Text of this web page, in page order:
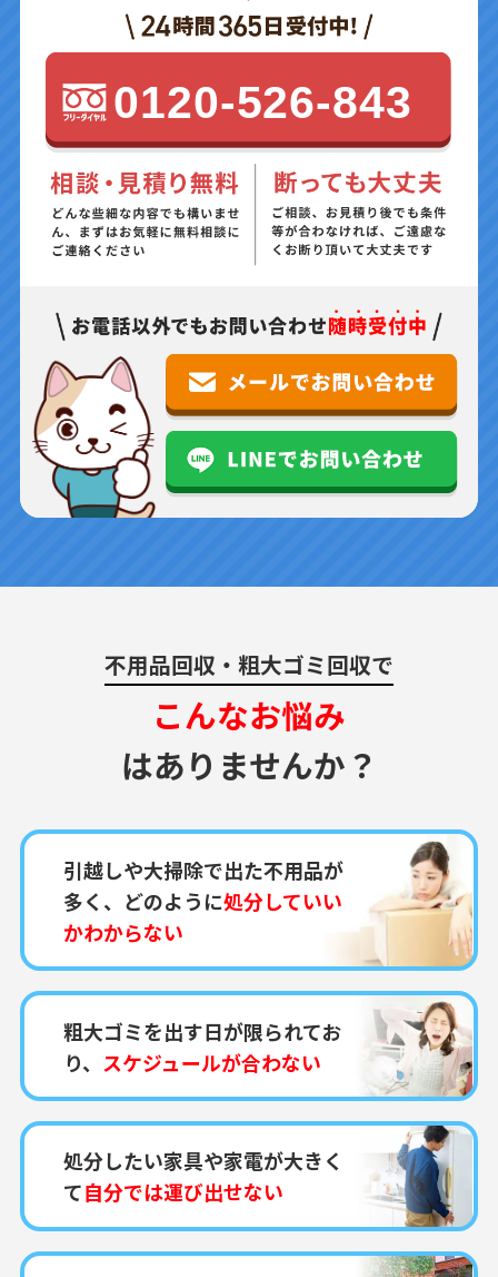
0120-526-843
不用品回収・粗大ゴミ回収で
こんなお悩み
はありませんか？
引越しや大掃除で出た不用品が
多く、どのように処分していい
かわからない
粗大ゴミを出す日が限られてお
り、 スケジュールが合わない
処分したい家具や家電が大きく
て自分では運び出せない